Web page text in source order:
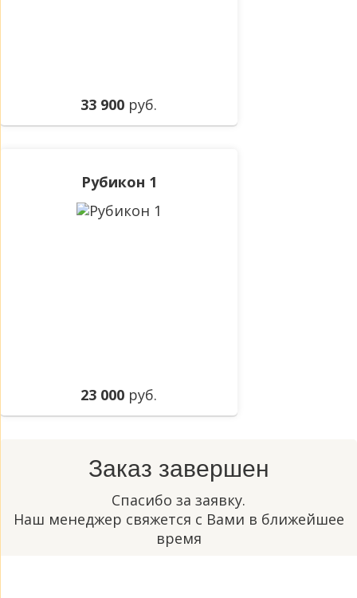
33 900 руб.
Рубикон 1
23 000 руб.
Заказ завершен
Спасибо за заявку.
Наш менеджер свяжется с Вами в ближейшее
время